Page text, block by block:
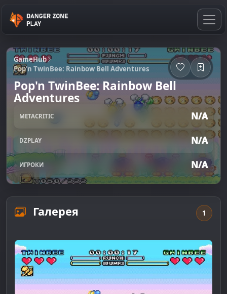
GameHub
Pop'n TwinBee: Rainbow Bell Adventures
Pop'n TwinBee: Rainbow Bell
Adventures
METACRITIC N/A
DZPLAY N/A
ИГРОКИ N/A
Галерея 1